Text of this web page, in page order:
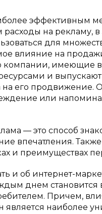
эффективным
на рекламу,
для
влияние на
компании, имеющие
и выпускают
на его
или
— это способ
впечатления.
и преимуществах
и об интернет-
днем становится
Причем,
является наиболее